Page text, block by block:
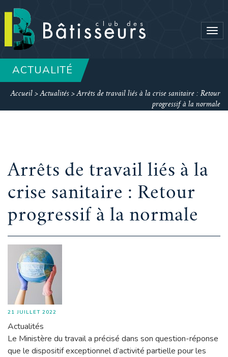
ACTUALITÉ
Accueil >Actualités >Arrêts de travail liés à la crise sanitaire : Retour
progressif à la normale
Arrêts de travail liés à la
crise sanitaire : Retour
progressif à la normale
21 JUILLET 2022
Actualités
Le Ministère du travail a précisé dans son question-réponse
que le dispositif exceptionnel d’activité partielle pour les